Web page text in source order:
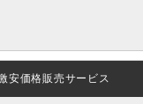
安価格販売サービス